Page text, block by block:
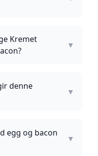
Kremet
▼
denne
▼
egg og bacon
▼